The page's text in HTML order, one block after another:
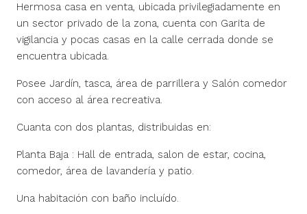
Hermosa casa en venta, ubicada privilegiadamente en
un sector privado de la zona, cuenta con Garita de
vigilancia y pocas casas en la calle cerrada donde se
encuentra ubicada.
Posee Jardín, tasca, área de parrillera y Salón comedor
con acceso al área recreativa.
Cuanta con dos plantas, distribuidas en:
Planta Baja : Hall de entrada, salon de estar, cocina,
comedor, área de lavandería y patio.
Una habitación con baño incluído.